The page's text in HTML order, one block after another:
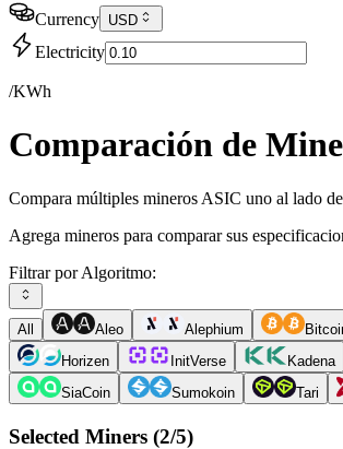
Currency USD
Electricity
/KWh
Comparación de
Compara múltiples mineros ASIC uno al lado
Agrega mineros para comparar sus
Filtrar por Algoritmo:
All Aleo Alephium
Horizen
InitVerse Kadena
SiaCoin
Sumokoin Tari
Selected Miners (2/5)